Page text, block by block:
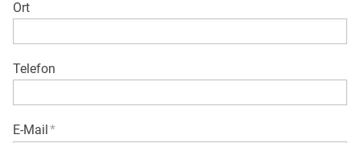
Ort
Telefon
E-Mail*